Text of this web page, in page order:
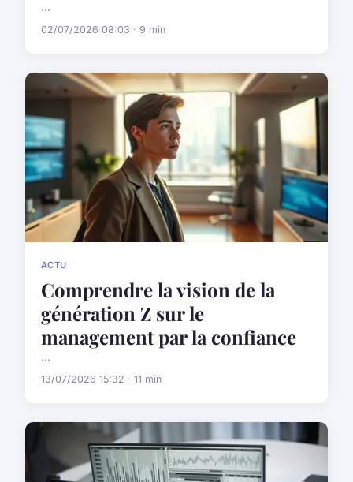
...
02/07/2026 08:03 · 9 min
ACTU
Comprendre la vision de la
génération Z sur le
management par la confiance
...
13/07/2026 15:32 · 11 min